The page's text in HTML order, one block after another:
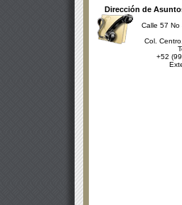
Dirección de
Calle 57 No
Col.
+52